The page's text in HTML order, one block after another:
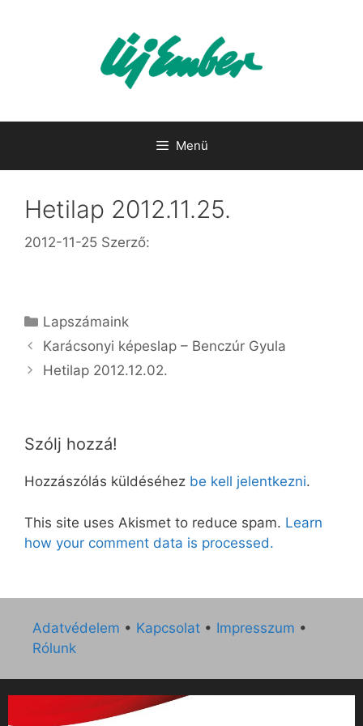
Menü
Hetilap 2012.11.25.
2012-11-25 Szerző:
Kategória
Lapszámaink
Karácsonyi képeslap – Benczúr Gyula
Hetilap 2012.12.02.
Szólj hozzá!
Hozzászólás küldéséhez be kell jelentkezni.
This site uses Akismet to reduce spam. Learn
how your comment data is processed.
Adatvédelem • Kapcsolat • Impresszum •
Rólunk